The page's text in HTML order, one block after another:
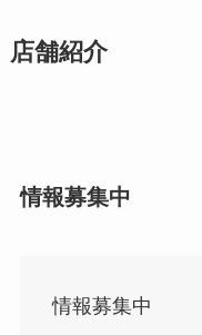
店舗紹介
情報募集中
情報募集中